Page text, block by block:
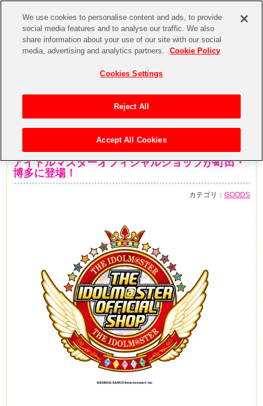
アイドルマスターオフィシャルショップが町田・
博多に登場！
カテゴリ：GOODS
We use cookies to personalise content and ads, to provide
social media features and to analyse our traffic. We also
share information about your use of our site with our social
media, advertising and analytics partners.
Cookie Policy
Cookies Settings
Reject All
Accept All Cookies